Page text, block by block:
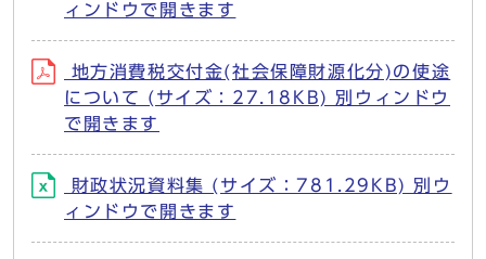
ィンドウで開きます
地方消費税交付金(社会保障財源化分)の使途
について (サイズ：27.18KB) 別ウィンドウ
で開きます
財政状況資料集 (サイズ：781.29KB) 別ウ
ィンドウで開きます